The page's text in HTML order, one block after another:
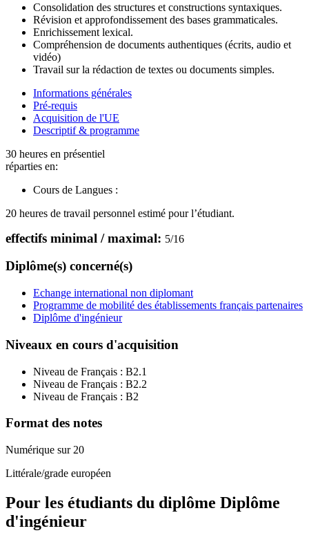
Consolidation des structures et constructions syntaxiques.
Révision et approfondissement des bases grammaticales.
Enrichissement lexical.
Compréhension de documents authentiques (écrits, audio et
vidéo)
Travail sur la rédaction de textes ou documents simples.
Informations générales
Pré-requis
Acquisition de l'UE
Descriptif & programme
30 heures en présentiel
réparties en:
Cours de Langues :
20 heures de travail personnel estimé pour l’étudiant.
effectifs minimal / maximal: 5/16
Diplôme(s) concerné(s)
Echange international non diplomant
Programme de mobilité des établissements français partenaires
Diplôme d'ingénieur
Niveaux en cours d'acquisition
Niveau de Français : B2.1
Niveau de Français : B2.2
Niveau de Français : B2
Format des notes
Numérique sur 20
Littérale/grade européen
Pour les étudiants du diplôme Diplôme
d'ingénieur